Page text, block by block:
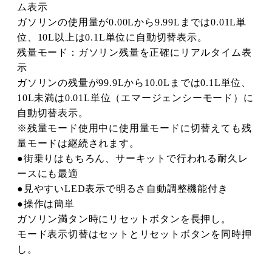
ム表示
ガソリンの使用量が0.00Lから9.99Lまでは0.01L単
位、10L以上は0.1L単位に自動切替表示。
残量モード：ガソリン残量を正確にリアルタイム表
示
ガソリンの残量が99.9Lから10.0Lまでは0.1L単位、
10L未満は0.01L単位（エマージェンシーモード）に
自動切替表示。
※残量モード使用中に使用量モードに切替えても残
量モードは継続されます。
●街乗りはもちろん、サーキットで行われる耐久レ
ースにも最適
●見やすいLED表示で明るさ自動調整機能付き
●操作は簡単
ガソリン満タン時にリセットボタンを長押し。
モード表示切替はセットとリセットボタンを同時押
し。